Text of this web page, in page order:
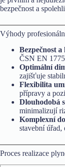
bezpečnost a
Výhody
Bezpečnost
ČSN EN
Optimální
zajišťuje
Flexibilita
přípravy a
Dlouhodobá
minimalizují
Komplexní
stavební úřad,
Proces realizace